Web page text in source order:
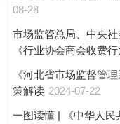
08-28
市场监管总局、中央
《行业协会商会收费
《河北省市场监督管
策解读 2024-07-22
一图读懂 | 《中华人民